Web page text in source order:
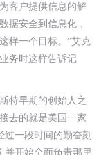
客户提供信息的解
据安全到信息化，
样一个目标。”艾克
务时这样告诉记
特早期的创始人之
去的就是美国一家
一段时间的勤奋刻
并开始全面负责那里